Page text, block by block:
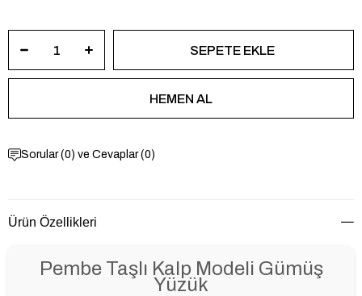
Sorular (0) ve Cevaplar (0)
Ürün Özellikleri
Pembe Taşlı Kalp Modeli Gümüş
Yüzük